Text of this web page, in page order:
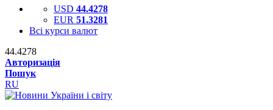
USD 44.4278
EUR 51.3281
Всі курси валют
44.4278
Авторизація
Пошук
RU